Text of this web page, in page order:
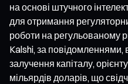
на основі штучного
для отримання
роботи на регульованому
Kalshi, за повідомленнями,
залучення капіталу,
мільярдів доларів, що